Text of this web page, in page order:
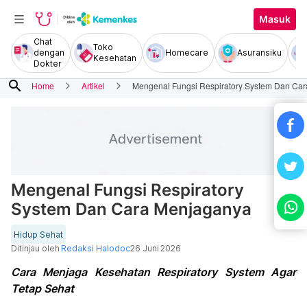
Masuk
Chat
dengan
Dokter
Toko
Kesehatan
Homecare Asuransiku
search Home Artikel Mengenal Fungsi Respiratory System Dan
Mengenal Fungsi Respiratory
System Dan Cara Menjaganya
Hidup Sehat
Ditinjau oleh Redaksi Halodoc26 Juni 2026
Cara Menjaga Kesehatan Respiratory System Agar
Tetap Sehat